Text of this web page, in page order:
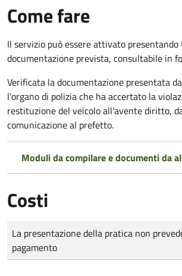
Come fare
Il servizio può essere attivato
documentazione prevista, consultabile in
Verificata la documentazione presentata
l'organo di polizia che ha accertato la
restituzione del veicolo all'avente diritto,
comunicazione al prefetto.
Moduli da compilare e documenti da
Costi
Tipo di pagamento
Importo
La presentazione della pratica non
pagamento